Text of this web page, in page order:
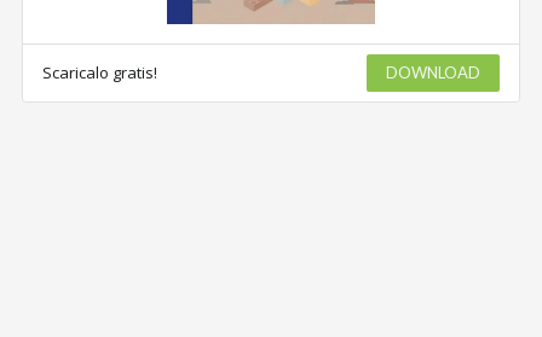
Scaricalo gratis! DOWNLOAD